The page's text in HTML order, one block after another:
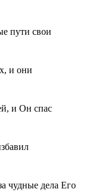
пути свои
и они
и Он спас
чудные дела Его